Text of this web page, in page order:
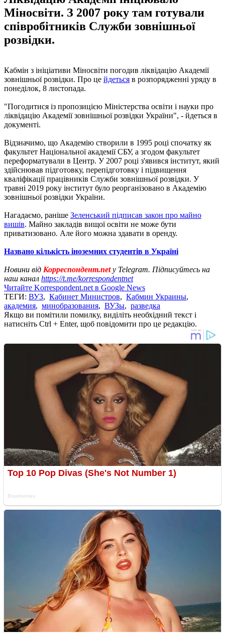
Міносвіти. З 2007 року там готували
співробітників Служби зовнішньої
розвідки.
Кабмін з ініціативи Міносвіти погодив ліквідацію Академії
зовнішньої розвідки. Про це йдеться в розпорядженні уряду в
понеділок, 8 листопада.
"Погодитися із пропозицією Міністерства освіти і науки про
ліквідацію Академії зовнішньої розвідки України", - йдеться в
документі.
Відзначимо, що Академію створили в 1995 році спочатку як
факультет Національної академії СБУ, а згодом факультет
переформатували в Центр. У 2007 році з'явився інститут, який
здійснював підготовку, перепідготовку і підвищення
кваліфікації працівників Служби зовнішньої розвідки. У
травні 2019 року інститут було реорганізовано в Академію
зовнішньої розвідки України.
Нагадаємо, раніше Зеленський підписав закон про майно
вишів. Майно закладів вищої освіти не може бути
приватизовано. Але його можна здавати в оренду.
Названо кількість іноземних студентів в Україні
Новини від Корреспондент.netу Telegram. Підписуйтесь на
наш канал https://t.me/korrespondentnet
Читайте Korrespondent.net в Google News
ТЕГИ: ВУЗ, Кабинет Министров, Кабмин Украины,
академия, минобразования, ВУЗы, разведка
Якщо ви помітили помилку, виділіть необхідний текст і
натисніть Ctrl + Enter, щоб повідомити про це редакцію.